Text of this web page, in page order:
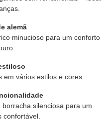
alemã
minucioso para um conforto
vários estilos e cores.
silenciosa para um
confortável.